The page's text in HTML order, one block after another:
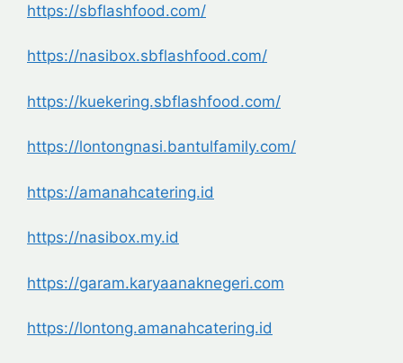
https://sbflashfood.com/
https://nasibox.sbflashfood.com/
https://kuekering.sbflashfood.com/
https://lontongnasi.bantulfamily.com/
https://amanahcatering.id
https://nasibox.my.id
https://garam.karyaanaknegeri.com
https://lontong.amanahcatering.id